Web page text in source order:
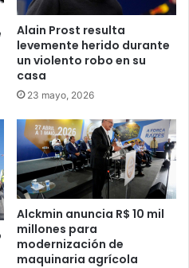
Alain Prost resulta
levemente herido durante
un violento robo en su
casa
23 mayo, 2026
Alckmin anuncia R$ 10 mil
millones para
modernización de
maquinaria agrícola